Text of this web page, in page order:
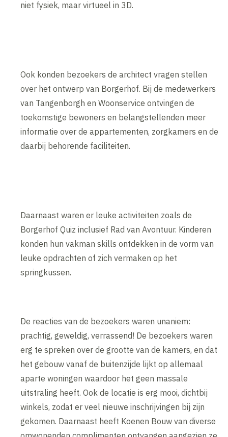
niet fysiek, maar virtueel in 3D.
Ook konden bezoekers de architect vragen stellen
over het ontwerp van Borgerhof. Bij de medewerkers
van Tangenborgh en Woonservice ontvingen de
toekomstige bewoners en belangstellenden meer
informatie over de appartementen, zorgkamers en de
daarbij behorende faciliteiten.
Daarnaast waren er leuke activiteiten zoals de
Borgerhof Quiz inclusief Rad van Avontuur. Kinderen
konden hun vakman skills ontdekken in de vorm van
leuke opdrachten of zich vermaken op het
springkussen.
De reacties van de bezoekers waren unaniem:
prachtig, geweldig, verrassend! De bezoekers waren
erg te spreken over de grootte van de kamers, en dat
het gebouw vanaf de buitenzijde lijkt op allemaal
aparte woningen waardoor het geen massale
uitstraling heeft. Ook de locatie is erg mooi, dichtbij
winkels, zodat er veel nieuwe inschrijvingen bij zijn
gekomen. Daarnaast heeft Koenen Bouw van diverse